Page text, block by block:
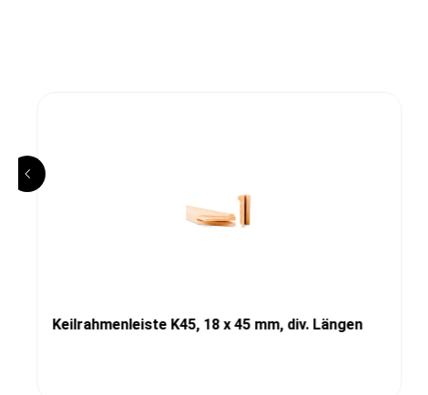
Keilrahmenleiste K45, 18 x 45 mm, div. Längen